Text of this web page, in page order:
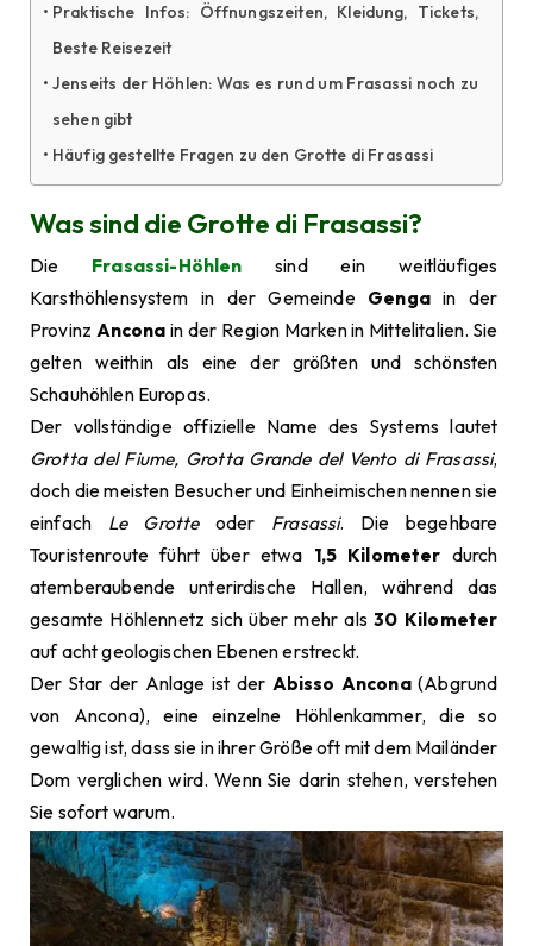
Praktische Infos: Öffnungszeiten, Kleidung, Tickets,
Beste Reisezeit
Jenseits der Höhlen: Was es rund um Frasassi noch zu
sehen gibt
Häufig gestellte Fragen zu den Grotte di Frasassi
Was sind die Grotte di Frasassi?
Die Frasassi-Höhlen sind ein weitläufiges
Karsthöhlensystem in der Gemeinde Gengain der
Provinz Ancona in der Region Marken in Mittelitalien. Sie
gelten weithin als eine der größten und schönsten
Schauhöhlen Europas.
Der vollständige offizielle Name des Systems lautet
Grotta del Fiume, Grotta Grande del Vento di Frasassi,
doch die meisten Besucher und Einheimischen nennen sie
einfach Le Grotteoder Frasassi. Die begehbare
Touristenroute führt über etwa 1,5 Kilometer durch
atemberaubende unterirdische Hallen, während das
gesamte Höhlennetz sich über mehr als30 Kilometer
auf acht geologischen Ebenen erstreckt.
Der Star der Anlage ist der Abisso Ancona(Abgrund
von Ancona), eine einzelne Höhlenkammer, die so
gewaltig ist, dass sie in ihrer Größe oft mit dem Mailänder
Dom verglichen wird. Wenn Sie darin stehen, verstehen
Sie sofort warum.